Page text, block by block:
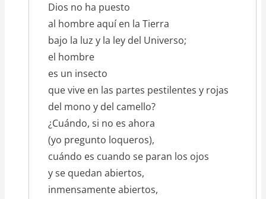
Dios no ha puesto
al hombre aquí en la Tierra
bajo la luz y la ley del Universo;
el hombre
es un insecto
que vive en las partes pestilentes y rojas
del mono y del camello?
¿Cuándo, si no es ahora
(yo pregunto loqueros),
cuándo es cuando se paran los ojos
y se quedan abiertos,
inmensamente abiertos,